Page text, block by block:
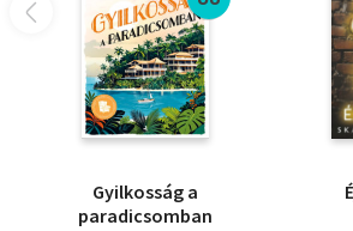
Gyilkosság a
paradicsomban